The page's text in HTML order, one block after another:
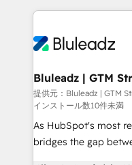
rollouts, adoption coaching. Buying
switching to it, or
トを組み込んだ顧客
ィブ・エージェンシー
を、CRMを軸とした
思決定者・PMO・現場
HubSpot導入・活用支
GTMの見える化・自
タ品質設計、グルー
Bluleadz | GTM
Implementation
提供元：Bluleadz | GTM
インストール数10件未満
As HubSpot's most
bridges the gap